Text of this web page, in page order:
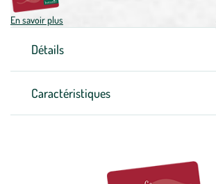
En savoir plus
Détails
Caractéristiques